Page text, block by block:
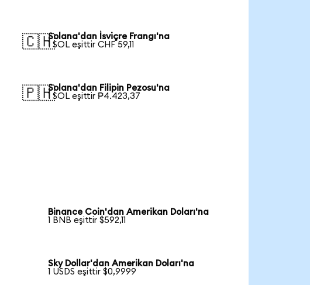
🇨🇭Solana'dan İsviçre Frangı'na
1 SOL eşittir CHF 59,11
🇵🇭Solana'dan Filipin Pezosu'na
1 SOL eşittir ₱4.423,37
Binance Coin'dan Amerikan Doları'na
1 BNB eşittir $592,11
Sky Dollar'dan Amerikan Doları'na
1 USDS eşittir $0,9999